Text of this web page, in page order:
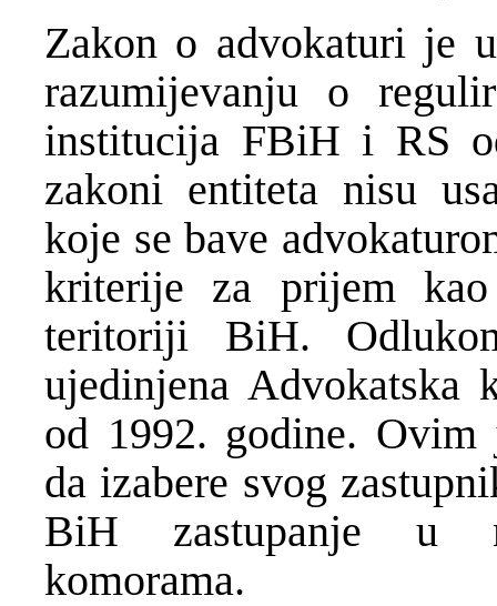
Zakon o advokaturi je
razumijevanju o
institucija FBiH i RS
zakoni entiteta nisu
koje se bave
kriterije za prijem
teritoriji BiH.
ujedinjena
od 1992. godine.
da izabere svog
BiH zastupanje u
komorama.